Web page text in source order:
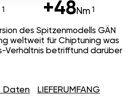
+48Nm
des Spitzenmodells GÄN
weltweit für Chiptuning was
Verhältnis betrifftund darüber
Daten LIEFERUMFANG